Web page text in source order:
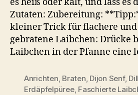
es heiß oder kalt, und lass es
Zutaten: Zubereitung:
kleiner Trick für flachere
gebratene Laibchen: Drücke
Laibchen in der Pfanne eine
Anrichten, Braten, Dijon Senf,
Erdäpfelpüree, Faschierte